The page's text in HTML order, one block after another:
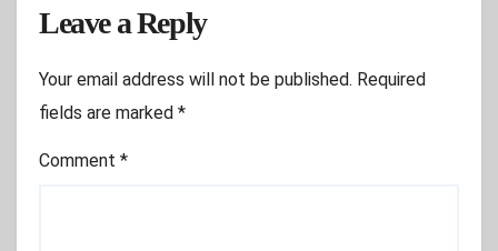
Leave a Reply
Your email address will not be published. Required
fields are marked *
Comment *